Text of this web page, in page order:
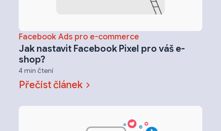
Facebook Ads pro e-commerce
Jak nastavit Facebook Pixel pro váš e-
shop?
4 min čtení
Přečíst článek